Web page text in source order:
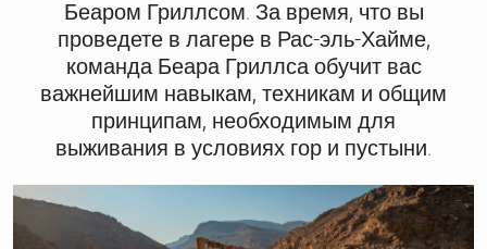
Беаром Гриллсом. За время, что вы
проведете в лагере в Рас-эль-Хайме,
команда Беара Гриллса обучит вас
важнейшим навыкам, техникам и общим
принципам, необходимым для
выживания в условиях гор и пустыни.